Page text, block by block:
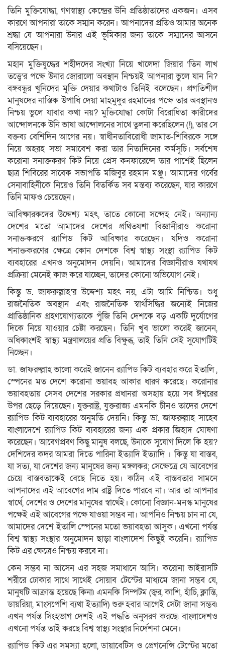
তিনি মুক্তিযোদ্ধা, গণস্বাস্থ্য কেন্দ্রের উনি প্রতিষ্ঠাতাদের একজন। এসব
কারণে আপনারা তাকে সম্মান করেন। আপনাদের প্রতিও আমার অনেক
শ্রদ্ধা যে আপনারা উনার এই ভূমিকার জন্য তাকে সম্মানের আসনে
বসিয়েছেন।
মহান মুক্তিযুদ্ধের শহীদদের সংখ্যা নিয়ে খালেদা জিয়ার ‘তিন লাখ
তত্ত্বে’র পক্ষে উনার জোরালো অবস্থান নিশ্চয়ই আপনারা ভুলে যান নি?
বঙ্গবন্ধুর খুনিদের মুক্তি দেয়ার কথাটাও তিনিই বলেছেন। প্রগতিশীল
মানুষদের নাস্তিক উপাধি দেয়া মাহমুদুর রহমানের পক্ষে তার অবস্থানও
নিশ্চয় ভুলে যাবার কথা নয়? মুক্তিযোদ্ধা কোটা বিরোধিতা কারীদের
আন্দোলনকে উনি ভাষা আন্দোলনের সাথে তুলনা করেছিলেন (!), তার সে
বক্তব্য বেশিদিন আগের নয়। স্বাধীনতাবিরোধী জামাত-শিবিরকে সঙ্গে
নিয়ে অহরহ সভা সমাবেশ করা তার নিত্যদিনের কর্মসূচি। সর্বশেষ
করোনা সনাক্তকরণ কিট নিয়ে প্রেস কনফারেন্সে তার পাশেই ছিলেন
ছাত্র শিবিরের সাবেক সভাপতি মজিবুর রহমান মঞ্জু। আমাদের গর্বের
সেনাবাহিনীকে নিয়েও তিনি বিতর্কিত সব মন্তব্য করেছেন, যার কারণে
তিনি মাফও চেয়েছেন।
আবিষ্কারকদের উদ্দেশ্য মহৎ, তাতে কোনো সন্দেহ নেই। অন্যান্য
দেশের মতো আমাদের দেশের প্রথিতযশা বিজ্ঞানীরাও করোনা
সনাক্তকরণে র‍্যাপিড কিট আবিষ্কার করেছেন। যদিও করোনা
শনাক্তকরণের ক্ষেত্রে কোন দেশকে বিশ্ব স্বাস্থ্য সংস্থা র‍্যাপিড কিট
ব্যবহারের এখনও অনুমোদন দেয়নি। আমাদের বিজ্ঞানীরাও যথাযথ
প্রক্রিয়া মেনেই কাজ করে যাচ্ছেন, তাদের কোনো অভিযোগ নেই।
কিন্তু ড. জাফরুল্লাহ’র উদ্দেশ্য মহৎ নয়, এটা আমি নিশ্চিত। শুধু
রাজনৈতিক অবস্থান এবং রাজনৈতিক স্বার্থসিদ্ধির জন্যেই নিজের
প্রাতিষ্ঠানিক গ্রহণযোগ্যতাকে পুঁজি তিনি দেশকে বড় একটি দুর্যোগের
দিকে নিয়ে যাওয়ার চেষ্টা করছেন। তিনি খুব ভালো করেই জানেন,
অধিকাংশই স্বাস্থ্য মন্ত্রণালয়ের প্রতি বিক্ষুব্ধ, তাই তিনি সেই সুযোগটিই
নিচ্ছেন।
ডা. জাফরুল্লাহ ভালো করেই জানেন র‍্যাপিড কিট ব্যবহার করে ইতালি ,
স্পেনের মত দেশে করোনা ভয়াবহ আকার ধারণ করেছে। করোনার
ভয়াবহতায় সেসব দেশের সরকার প্রধানরা অসহায় হয়ে সব ঈশ্বরের
উপর ছেড়ে দিয়েছেন। যুক্তরাষ্ট্র, যুক্তরাজ্য এমনকি চীনও তাদের দেশে
র‍্যাপিড কিট ব্যবহারের অনুমতি দেয়নি। কিন্তু ডা. জাফরুল্লাহ সাহেব
বাংলাদেশে র‍্যাপিড কিট ব্যবহারের জন্য এক প্রকার জিহাদ ঘোষণা
করেছেন। আবেগপ্রবণ কিছু মানুষ বলছে, উনাকে সুযোগ দিলে কি হয়?
দেশিদের কদর আমরা দিতে পারিনা ইত্যাদি ইত্যাদি । কিন্তু যা বাস্তব,
যা সত্য, যা দেশের জন্য মানুষের জন্য মঙ্গলকর; সেক্ষেত্রে যে আবেগের
চেয়ে বাস্তবতাকেই বেছে নিতে হয়। কঠিন এই বাস্তবতার সামনে
আপনাদের এই আবেগের দাম রাষ্ট্র দিতে পারবে না। আর তা আপনার
স্বার্থে, দেশের ও দেশের মানুষের স্বার্থেই। কোনো বিজ্ঞান-মনস্ক মানুষের
পক্ষেই এই আবেগের পক্ষে যাওয়া সম্ভব না। আপনিও নিশ্চয় চান না যে,
আমাদের দেশে ইতালি স্পেনের মতো ভয়াবহতা আসুক। এখনো পর্যন্ত
বিশ্ব স্বাস্থ্য সংস্থার অনুমোদন ছাড়া বাংলাদেশ কিছুই করেনি। র‍্যাপিড
কিট এর ক্ষেত্রেও নিশ্চয় করবে না।
কেন সম্ভব না আসেন এর সহজ সমাধানে আসি। করোনা ভাইরাসটি
শরীরে ঢোকার সাথে সাথেই সোয়াব টেস্টের মাধ্যমে জানা সম্ভব যে,
মানুষটি আক্রান্ত হয়েছে কিনা৷ এমনকি সিম্পটম (জ্বর, কাশি, হাঁচি, ক্লান্তি,
ডায়রিয়া, মাংসপেশি ব্যথা ইত্যাদি) শুরু হবার আগেই সেটা জানা সম্ভব৷
এখন পর্যন্ত সিংহভাগ দেশই এই পদ্ধতি অনুসরণ করছে৷ বাংলাদেশও
এখনো পর্যন্ত তাই করছে বিশ্ব স্বাস্থ্য সংস্থার নির্দেশনা মেনে।
র‍্যাপিড কিট এর সমস্যা হলো, ডায়াবেটিস ও প্রেগনেন্সি টেস্টের মতো